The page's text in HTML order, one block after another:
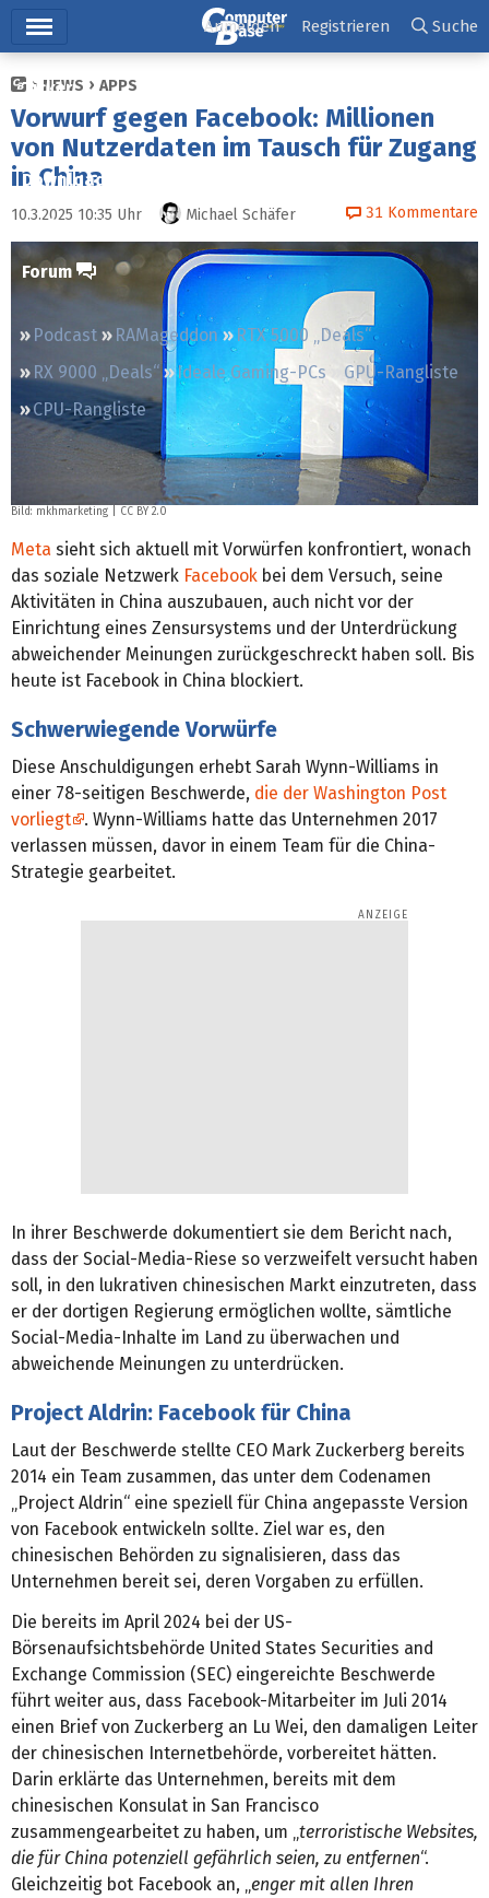
Ticker
Tests
Downloads
Preisvergleich
Forum
Podcast RAMageddon
RTX 5000 „Deals“
RX 9000 „Deals“
Ideale Gaming-PCs
GPU-Rangliste
CPU-Rangliste
Anmelden Registrieren Suche
NEWS APPS
Vorwurf gegen Facebook: Millionen
von Nutzerdaten im Tausch für Zugang
in China
10.3.2025 10:35 Uhr Michael Schäfer 31 Kommentare
Bild: mkhmarketing CC BY 2.0
Meta sieht sich aktuell mit Vorwürfen konfrontiert, wonach
das soziale Netzwerk Facebook bei dem Versuch, seine
Aktivitäten in China auszubauen, auch nicht vor der
Einrichtung eines Zensursystems und der Unterdrückung
abweichender Meinungen zurückgeschreckt haben soll. Bis
heute ist Facebook in China blockiert.
Schwerwiegende Vorwürfe
Diese Anschuldigungen erhebt Sarah Wynn-Williams in
einer 78-seitigen Beschwerde, die der Washington Post
vorliegt
. Wynn-Williams hatte das Unternehmen 2017
verlassen müssen, davor in einem Team für die China-
Strategie gearbeitet.
In ihrer Beschwerde dokumentiert sie dem Bericht nach,
dass der Social-Media-Riese so verzweifelt versucht haben
soll, in den lukrativen chinesischen Markt einzutreten, dass
er der dortigen Regierung ermöglichen wollte, sämtliche
Social-Media-Inhalte im Land zu überwachen und
abweichende Meinungen zu unterdrücken.
Project Aldrin: Facebook für China
Laut der Beschwerde stellte CEO Mark Zuckerberg bereits
2014 ein Team zusammen, das unter dem Codenamen
„Project Aldrin“ eine speziell für China angepasste Version
von Facebook entwickeln sollte. Ziel war es, den
chinesischen Behörden zu signalisieren, dass das
Unternehmen bereit sei, deren Vorgaben zu erfüllen.
Die bereits im April 2024 bei der US-
Börsenaufsichtsbehörde United States Securities and
Exchange Commission (SEC) eingereichte Beschwerde
führt weiter aus, dass Facebook-Mitarbeiter im Juli 2014
einen Brief von Zuckerberg an Lu Wei, den damaligen Leiter
der chinesischen Internetbehörde, vorbereitet hätten.
Darin erklärte das Unternehmen, bereits mit dem
chinesischen Konsulat in San Francisco
zusammengearbeitet zu haben, um „ terroristische Websites,
die für China potenziell gefährlich seien, zu entfernen“.
Gleichzeitig bot Facebook an, „ enger mit allen Ihren